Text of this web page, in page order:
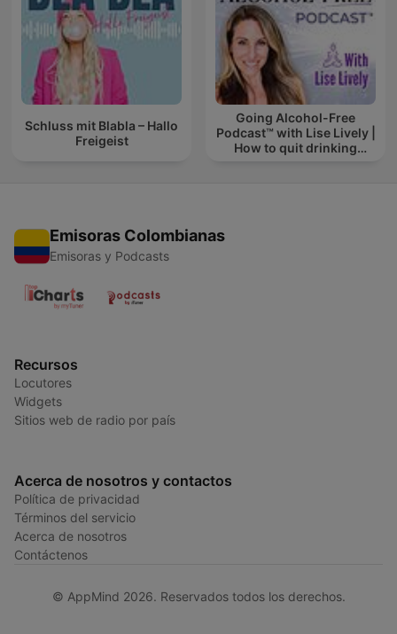
Schluss mit Blabla – Hallo
Freigeist
Going Alcohol-Free
Podcast™ with Lise Lively |
How to quit drinking
Emisoras Colombianas
Emisoras y Podcasts
Recursos
Locutores
Widgets
Sitios web de radio por país
Acerca de nosotros y contactos
Política de privacidad
Términos del servicio
Acerca de nosotros
Contáctenos
© AppMind 2026. Reservados todos los derechos.